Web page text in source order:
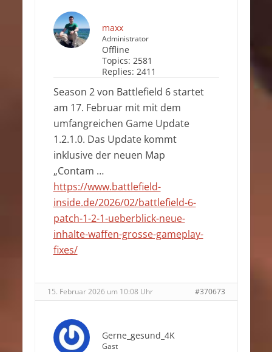
maxx
Administrator
Offline
Topics: 2581
Replies: 2411
Season 2 von Battlefield 6 startet
am 17. Februar mit mit dem
umfangreichen Game Update
1.2.1.0. Das Update kommt
inklusive der neuen Map
„Contam …
https://www.battlefield-
inside.de/2026/02/battlefield-6-
patch-1-2-1-ueberblick-neue-
inhalte-waffen-grosse-gameplay-
fixes/
15. Februar 2026 um 10:08 Uhr #370673
Gerne_gesund_4K
Gast